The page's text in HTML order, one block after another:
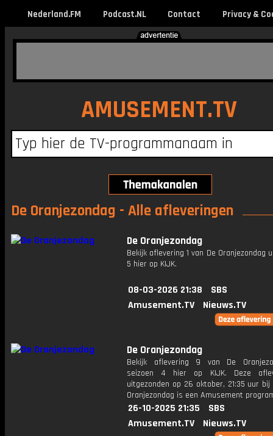
Nederland.FM Podcast.NL Contact Privacy &
AMUSEMENT.TV
De Oranjezondag - Alle afleveringen
De Oranjezondag
Bekijk aflevering 1 van De Oranjezondag
5 hier op KIJK.
08-03-2026 21:38
SBS
Amusement.TV
Nieuws.TV
De Oranjezondag
Bekijk aflevering 9 van De
seizoen 4 hier op KIJK. Deze
uitgezonden op 26 oktober, 21:35 uur bij
Oranjezondag is een Amusement
26-10-2025 21:35
SBS
Amusement.TV
Nieuws.TV